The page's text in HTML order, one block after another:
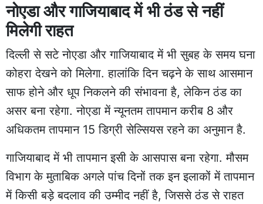
नोएडा और गाजियाबाद में भी ठंड से नहीं
मिलेगी राहत
दिल्ली से सटे नोएडा और गाजियाबाद में भी सुबह के समय घना
कोहरा देखने को मिलेगा. हालांकि दिन चढ़ने के साथ आसमान
साफ होने और धूप निकलने की संभावना है, लेकिन ठंड का
असर बना रहेगा. नोएडा में न्यूनतम तापमान करीब 8 और
अधिकतम तापमान 15 डिग्री सेल्सियस रहने का अनुमान है.
गाजियाबाद में भी तापमान इसी के आसपास बना रहेगा. मौसम
विभाग के मुताबिक अगले पांच दिनों तक इन इलाकों में तापमान
में किसी बड़े बदलाव की उम्मीद नहीं है, जिससे ठंड से राहत